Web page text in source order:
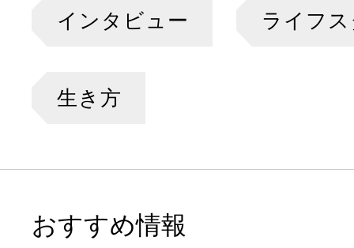
インタビュー ライフ
生き方
おすすめ情報